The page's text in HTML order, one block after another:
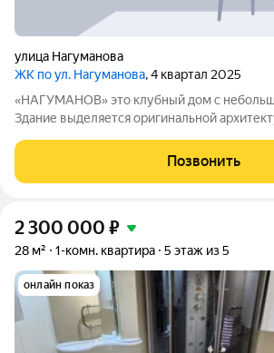
улица Нагуманова
ЖК по ул. Нагуманова, 4 квартал 2025
«НАГУМАНОВ» это клубный дом с небольшой этажностью.
Здание выделяется оригинальной
построен по монолитнокирпичной
использованием красного керамического
Позвонить
2 300 000 ₽
28 м² 1-комн. квартира 5 этаж из 5
онлайн показ